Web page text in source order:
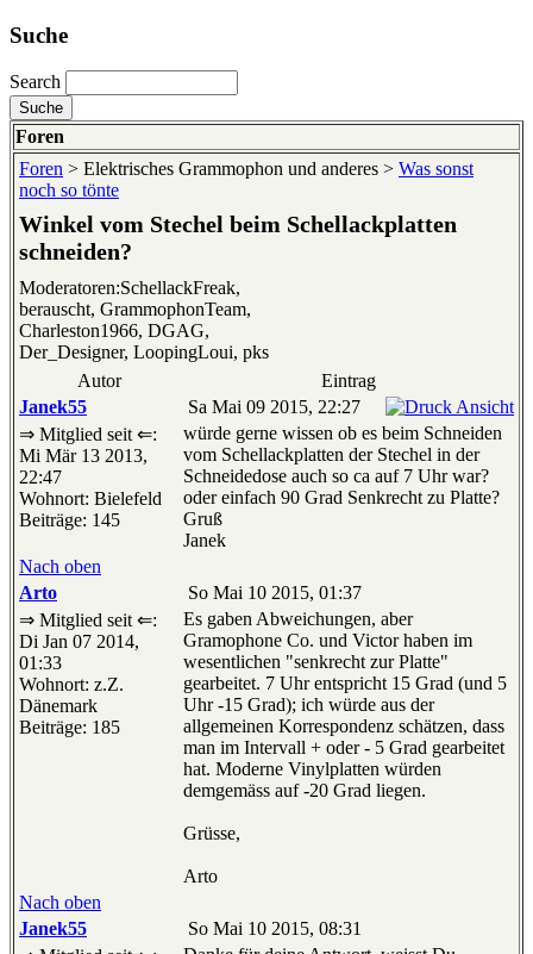
Suche
Search
Foren
Foren > Elektrisches Grammophon und anderes > Was sonst
noch so tönte
Winkel vom Stechel beim Schellackplatten
schneiden?
Moderatoren:SchellackFreak,
berauscht, GrammophonTeam,
Charleston1966, DGAG,
Der_Designer, LoopingLoui, pks
Autor
Eintrag
Janek55
Sa Mai 09 2015, 22:27
⇒ Mitglied seit ⇐:
Mi Mär 13 2013,
22:47
Wohnort: Bielefeld
Beiträge: 145
würde gerne wissen ob es beim Schneiden
vom Schellackplatten der Stechel in der
Schneidedose auch so ca auf 7 Uhr war?
oder einfach 90 Grad Senkrecht zu Platte?
Gruß
Janek
Nach oben
Arto
So Mai 10 2015, 01:37
⇒ Mitglied seit ⇐:
Di Jan 07 2014,
01:33
Wohnort: z.Z.
Dänemark
Beiträge: 185
Es gaben Abweichungen, aber
Gramophone Co. und Victor haben im
wesentlichen "senkrecht zur Platte"
gearbeitet. 7 Uhr entspricht 15 Grad (und 5
Uhr -15 Grad); ich würde aus der
allgemeinen Korrespondenz schätzen, dass
man im Intervall + oder - 5 Grad gearbeitet
hat. Moderne Vinylplatten würden
demgemäss auf -20 Grad liegen.
Grüsse,
Arto
Nach oben
Janek55
So Mai 10 2015, 08:31